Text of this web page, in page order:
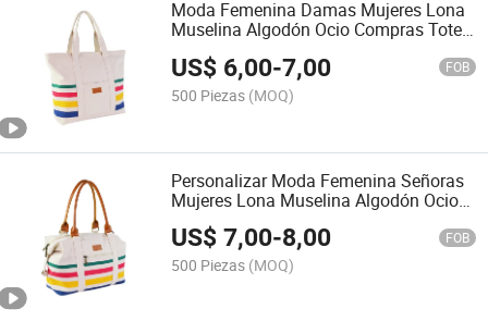
Moda Femenina Damas Mujeres Lona
Muselina Algodón Ocio Compras Tote
US$ 6,00-7,00 FOB
500 Piezas (MOQ)
Personalizar Moda Femenina Señoras
Mujeres Lona Muselina Algodón Ocio
Viaje Compras Hobo Bolso Tote
(CY0128)
US$7,00-8,00 FOB
500 Piezas (MOQ)